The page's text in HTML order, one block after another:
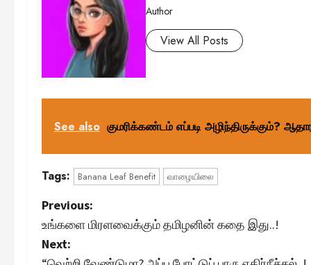
Author
View All Posts
See also குமரிக்கண்டம் எப்படி அழிந்திருக்கும்?
Tags: Banana Leaf Benefit வாழையிலை
P
o
Previous:
உங்களை மிரளவைக்கும் தமிழனின் கதை இது..!
Next: